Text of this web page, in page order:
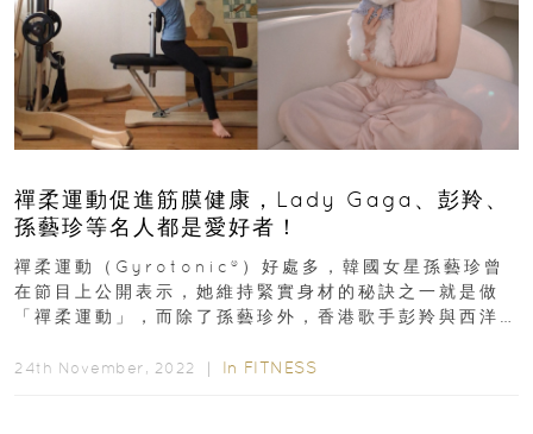
禪柔運動促進筋膜健康，Lady Gaga、彭羚、
孫藝珍等名人都是愛好者！
禪柔運動（Gyrotonic®）好處多，韓國女星孫藝珍曾
在節目上公開表示，她維持緊實身材的秘訣之一就是做
「禪柔運動」，而除了孫藝珍外，香港歌手彭羚與西洋
24th November, 2022 ｜ In FITNESS